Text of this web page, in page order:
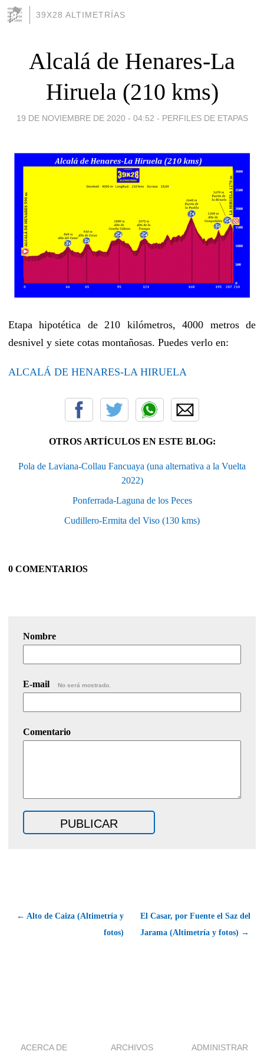
39X28 ALTIMETRÍAS
Alcalá de Henares-La
Hiruela (210 kms)
19 DE NOVIEMBRE DE 2020 - 04:52 - PERFILES DE ETAPAS
Etapa hipotética de 210 kilómetros, 4000 metros de
desnivel y siete cotas montañosas. Puedes verlo en:
ALCALÁ DE HENARES-LA HIRUELA
OTROS ARTÍCULOS EN ESTE BLOG:
Pola de Laviana-Collau Fancuaya (una alternativa a la Vuelta
2022)
Ponferrada-Laguna de los Peces
Cudillero-Ermita del Viso (130 kms)
0 COMENTARIOS
Nombre
E-mail No será mostrado.
Comentario
← Alto de Caiza (Altimetría y
fotos)
El Casar, por Fuente el Saz del
Jarama (Altimetría y fotos) →
ACERCA DE ARCHIVOS ADMINISTRAR